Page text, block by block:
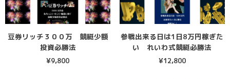
豆券リッチ３００万 競艇少額
投資必勝法
¥9,800
参戦出来る日は1日8万円稼ぎた
い れいわ式競艇必勝法
¥12,800